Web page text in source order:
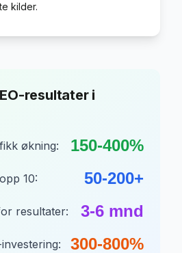
kilder.
resultater i
økning: 150-400%
10: 50-200+
resultater: 3-6 mnd
300-800%